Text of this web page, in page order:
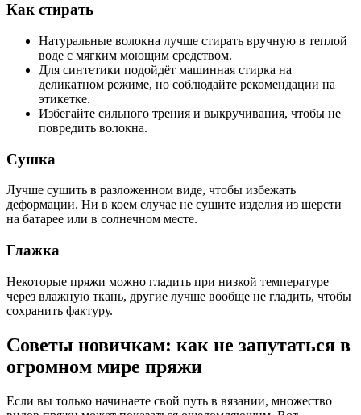
Как стирать
Натуральные волокна лучше стирать вручную в теплой
воде с мягким моющим средством.
Для синтетики подойдёт машинная стирка на
деликатном режиме, но соблюдайте рекомендации на
этикетке.
Избегайте сильного трения и выкручивания, чтобы не
повредить волокна.
Сушка
Лучше сушить в разложенном виде, чтобы избежать
деформации. Ни в коем случае не сушите изделия из шерсти
на батарее или в солнечном месте.
Глажка
Некоторые пряжи можно гладить при низкой температуре
через влажную ткань, другие лучше вообще не гладить, чтобы
сохранить фактуру.
Советы новичкам: как не запутаться в
огромном мире пряжи
Если вы только начинаете свой путь в вязании, множество